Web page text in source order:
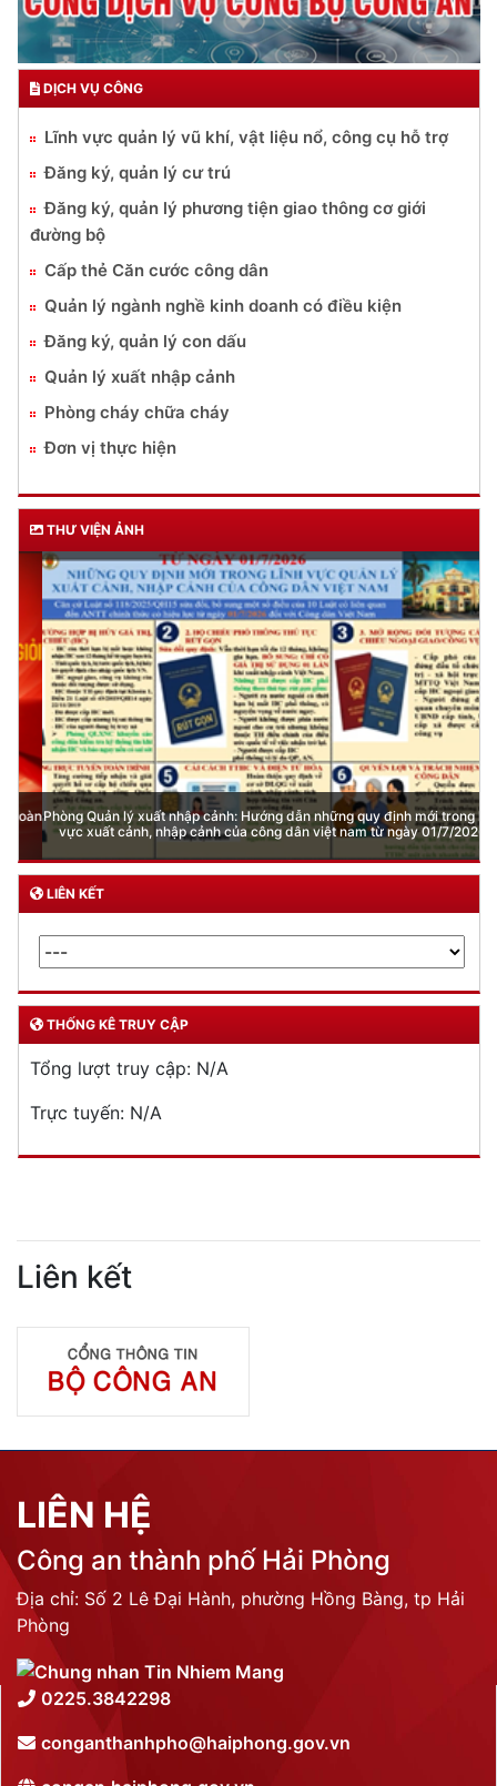
DỊCH VỤ CÔNG
Lĩnh vực quản lý vũ khí, vật liệu nổ, công cụ hỗ trợ
Đăng ký, quản lý cư trú
Đăng ký, quản lý phương tiện giao thông cơ giới
đường bộ
Cấp thẻ Căn cước công dân
Quản lý ngành nghề kinh doanh có điều kiện
Đăng ký, quản lý con dấu
Quản lý xuất nhập cảnh
Phòng cháy chữa cháy
Đơn vị thực hiện
THƯ VIỆN ẢNH
Phòng Quản lý xuất nhập cảnh: Hướng dẫn những quy định mới trong lĩnh
vực xuất cảnh, nhập cảnh của công dân việt nam từ ngày 01/7/2026
LIÊN KẾT
THỐNG KÊ TRUY CẬP
Tổng lượt truy cập: N/A
Trực tuyến: N/A
Liên kết
LIÊN HỆ
Công an thành phố Hải Phòng
Địa chỉ: Số 2 Lê Đại Hành, phường Hồng Bàng, tp Hải
Phòng
0225.3842298
conganthanhpho@haiphong.gov.vn